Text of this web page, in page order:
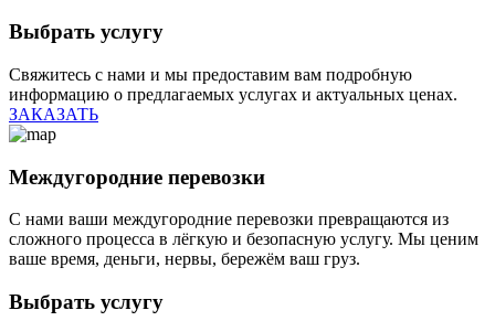
Выбрать услугу
Свяжитесь с нами и мы предоставим вам подробную
информацию о предлагаемых услугах и актуальных ценах.
ЗАКАЗАТЬ
Междугородние перевозки
С нами ваши междугородние перевозки превращаются из
сложного процесса в лёгкую и безопасную услугу. Мы ценим
ваше время, деньги, нервы, бережём ваш груз.
Выбрать услугу